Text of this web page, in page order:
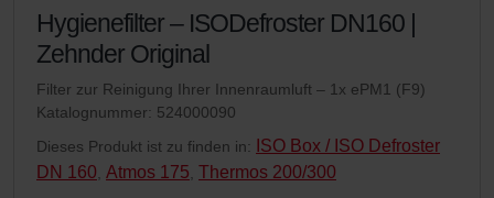
Hygienefilter – ISODefroster DN160 |
Zehnder Original
Filter zur Reinigung Ihrer Innenraumluft – 1x ePM1 (F9)
Katalognummer: 524000090
Dieses Produkt ist zu finden in:
ISO Box / ISO Defroster
DN 160 Atmos 175 Thermos 200/300